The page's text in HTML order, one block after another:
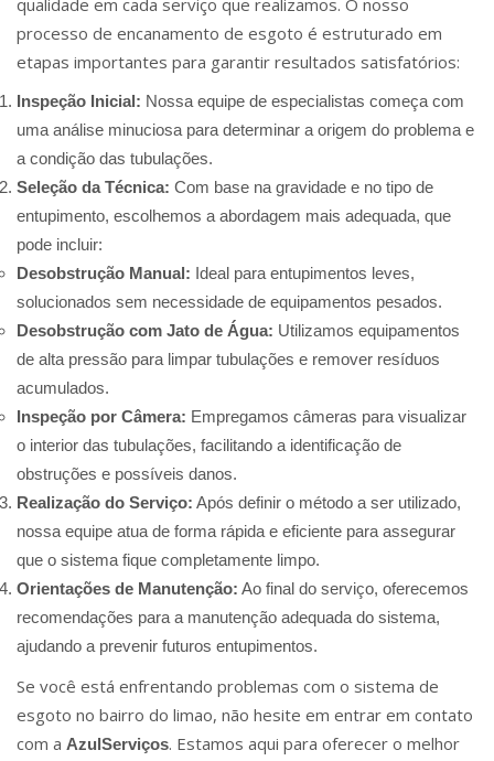
qualidade em cada serviço que realizamos. O nosso
processo de encanamento de esgoto é estruturado em
etapas importantes para garantir resultados satisfatórios:
Inspeção Inicial: Nossa equipe de especialistas começa com
uma análise minuciosa para determinar a origem do problema e
a condição das tubulações.
Seleção da Técnica: Com base na gravidade e no tipo de
entupimento, escolhemos a abordagem mais adequada, que
pode incluir:
Desobstrução Manual: Ideal para entupimentos leves,
solucionados sem necessidade de equipamentos pesados.
Desobstrução com Jato de Água: Utilizamos equipamentos
de alta pressão para limpar tubulações e remover resíduos
acumulados.
Inspeção por Câmera: Empregamos câmeras para visualizar
o interior das tubulações, facilitando a identificação de
obstruções e possíveis danos.
Realização do Serviço: Após definir o método a ser utilizado,
nossa equipe atua de forma rápida e eficiente para assegurar
que o sistema fique completamente limpo.
Orientações de Manutenção: Ao final do serviço, oferecemos
recomendações para a manutenção adequada do sistema,
ajudando a prevenir futuros entupimentos.
Se você está enfrentando problemas com o sistema de
esgoto no bairro do limao, não hesite em entrar em contato
com a AzulServiços. Estamos aqui para oferecer o melhor